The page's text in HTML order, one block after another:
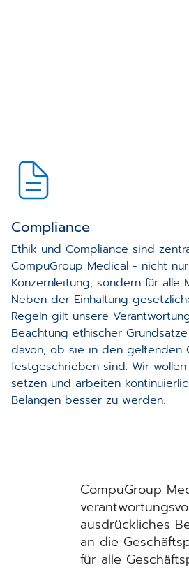
Compliance
Ethik und Compliance sind
CompuGroup Medical - nicht
Konzernleitung, sondern für alle
Neben der Einhaltung
Regeln gilt unsere
Beachtung ethischer
davon, ob sie in den geltenden
festgeschrieben sind. Wir
setzen und arbeiten
Belangen besser zu werden.
CompuGroup
ausdrückliches
an die
für alle